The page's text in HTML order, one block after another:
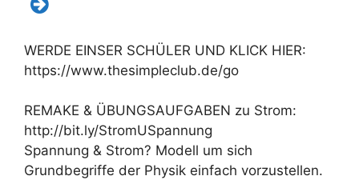
WERDE EINSER SCHÜLER UND KLICK HIER:
https://www.thesimpleclub.de/go
REMAKE & ÜBUNGSAUFGABEN zu Strom:
http://bit.ly/StromUSpannung
Spannung & Strom? Modell um sich
Grundbegriffe der Physik einfach vorzustellen.